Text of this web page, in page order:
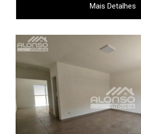
Mais Detalhes